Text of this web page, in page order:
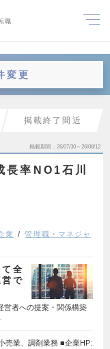
職
変更
掲載終了間近
掲載期間 26/07/30～26/08/12
率NO1石川
業
管理職・マネジャ
全
で
営者への提案・関係構築
売業、調剤業務 ■企業HP: